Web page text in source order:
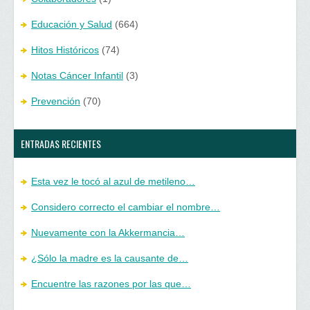
Educación y Salud (664)
Hitos Históricos (74)
Notas Cáncer Infantil (3)
Prevención (70)
ENTRADAS RECIENTES
Esta vez le tocó al azul de metileno…
Considero correcto el cambiar el nombre…
Nuevamente con la Akkermancia…
¿Sólo la madre es la causante de…
Encuentre las razones por las que…